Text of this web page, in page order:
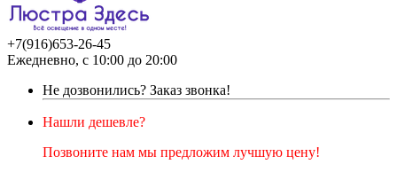
+7(916)653-26-45
Ежедневно, с 10:00 до 20:00
Не дозвонились? Заказ звонка!
Нашли дешевле?
Позвоните нам мы предложим лучшую цену!